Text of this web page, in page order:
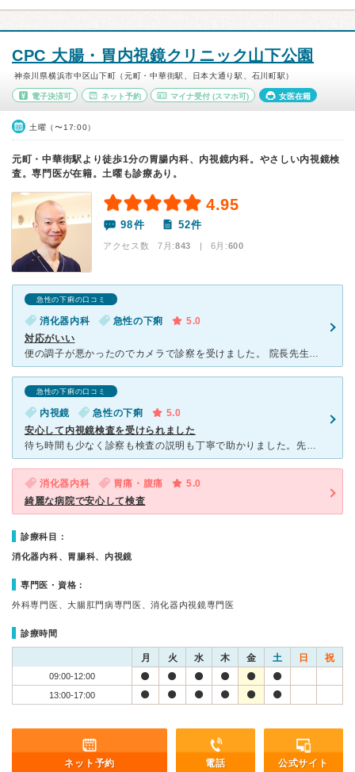
CPC 大腸・胃内視鏡クリニック山下公園
神奈川県横浜市中区山下町（元町・中華街駅、日本大通り駅、石川町駅）
電子決済可 ネット予約 マイナ受付 (スマホ可) 女医在籍
土曜（〜17:00）
元町・中華街駅より徒歩1分の胃腸内科、内視鏡内科。やさしい内視鏡検
査。専門医が在籍。土曜も診療あり。
4.95
98件 52件
アクセス数 7月:843 | 6月:600
急性の下痢の口コミ
消化器内科 急性の下痢
5.0
対応がいい
便の調子が悪かったのでカメラで診察を受けました。 院長先生に担当していただいたのですがフレンドリーで話しやすかったです。 館内の内装なども新しい感じがします。 また看護師さんの雰囲気もよく、検査
急性の下痢の口コミ
内視鏡 急性の下痢
5.0
安心して内視鏡検査を受けられました
待ち時間も少なく診察も検査の説明も丁寧で助かりました。先生も看護師の方も優しく説明は無駄なく具体的でありながらも患者の話にも親身に耳を傾けてくれます。洗浄液を飲み排便を繰り返す作業は少し大変ですが、当
消化器内科 胃痛・腹痛
5.0
綺麗な病院で安心して検査
診療科目：
消化器内科、胃腸科、内視鏡
専門医・資格：
外科専門医、大腸肛門病専門医、消化器内視鏡専門医
診療時間
月 火 水 木 金 土 日 祝
09:00-12:00
13:00-17:00
ネット予約 電話 公式サイト